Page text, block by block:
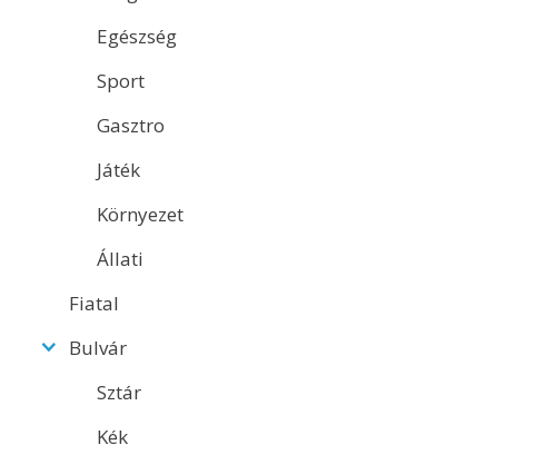
Egészség
Sport
Gasztro
Játék
Környezet
Állati
Fiatal
Bulvár
Sztár
Kék